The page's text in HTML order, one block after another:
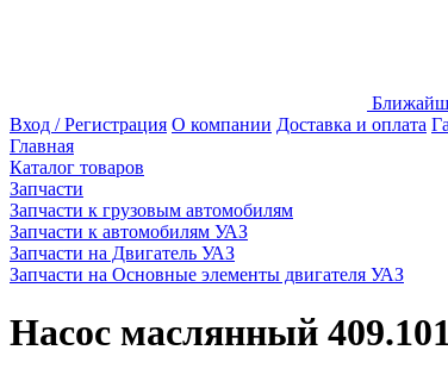
Вход / Регистрация О компании Доставка и оплата
Главная
Каталог товаров
Запчасти
Запчасти к грузовым автомобилям
Запчасти к автомобилям УАЗ
Запчасти на Двигатель УАЗ
Запчасти на Основные элементы двигателя УАЗ
Насос маслянный